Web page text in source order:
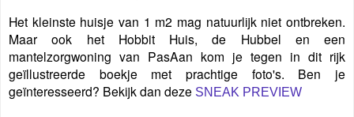
Het kleinste huisje van 1 m2 mag natuurlijk niet ontbreken.
Maar ook het Hobbit Huis, de Hubbel en een
mantelzorgwoning van PasAan kom je tegen in dit rijk
geïllustreerde boekje met prachtige foto's. Ben je
geïnteresseerd? Bekijk dan deze SNEAK PREVIEW